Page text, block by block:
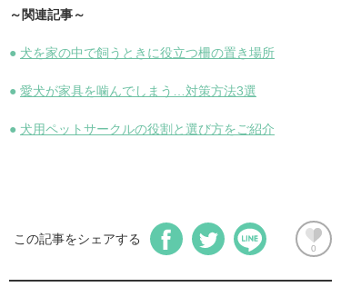
～関連記事～
● 犬を家の中で飼うときに役立つ柵の置き場所
● 愛犬が家具を噛んでしまう…対策方法3選
● 犬用ペットサークルの役割と選び方をご紹介
この記事をシェアする
0